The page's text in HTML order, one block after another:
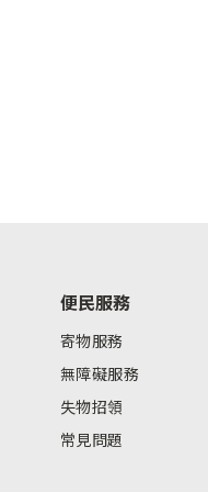
便民服務
寄物服務
無障礙服務
失物招領
常見問題